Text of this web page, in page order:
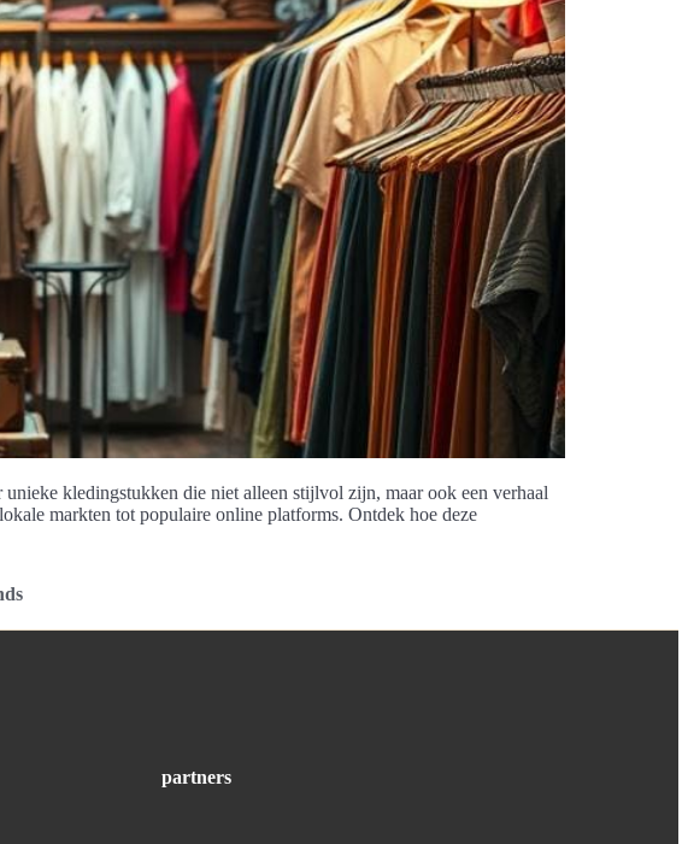
kledingstukken die niet alleen stijlvol zijn, maar ook een verhaal
markten tot populaire online platforms. Ontdek hoe deze
partners